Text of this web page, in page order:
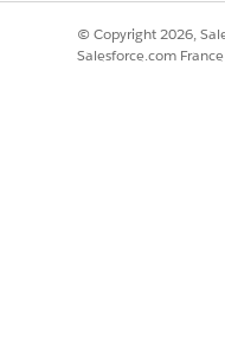
© Copyright 2026,
Salesforce.com